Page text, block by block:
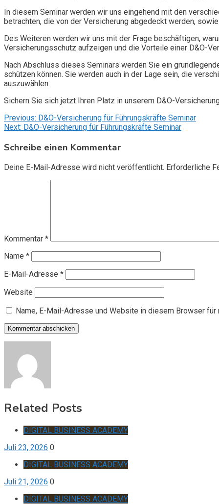
In diesem Seminar werden wir uns eingehend mit den
betrachten, die von der Versicherung abgedeckt werden,
Des Weiteren werden wir uns mit der Frage beschäftigen,
Versicherungsschutz aufzeigen und die Vorteile einer D&O-
Nach Abschluss dieses Seminars werden Sie ein
schützen können. Sie werden auch in der Lage sein, die
auszuwählen.
Sichern Sie sich jetzt Ihren Platz in unserem D&O-
Beitragsnavigation
Previous: D&O-Versicherung für Führungskräfte Seminar
Next: D&O-Versicherung für Führungskräfte Seminar
Schreibe einen Kommentar
Deine E-Mail-Adresse wird nicht veröffentlicht. Erforderliche
Kommentar *
Name *
E-Mail-Adresse *
Website
Name, E-Mail-Adresse und Website in diesem Browser
Related Posts
DIGITAL BUSINESS ACADEMY
Juli 23, 2026 0
DIGITAL BUSINESS ACADEMY
Juli 21, 2026 0
DIGITAL BUSINESS ACADEMY